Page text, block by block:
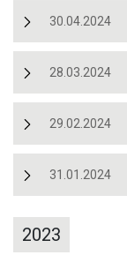
30.04.2024
28.03.2024
29.02.2024
31.01.2024
2023